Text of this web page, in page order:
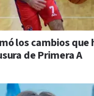
los cambios que
de Primera A